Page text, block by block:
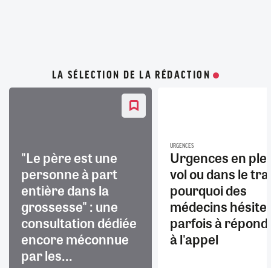
LA SÉLECTION DE LA RÉDACTION
"Le père est une
personne à part
entière dans la
grossesse" : une
consultation dédiée
encore méconnue
par les...
URGENCES
Urgences en
vol ou dans le
pourquoi des
médecins
parfois à
à l'appel